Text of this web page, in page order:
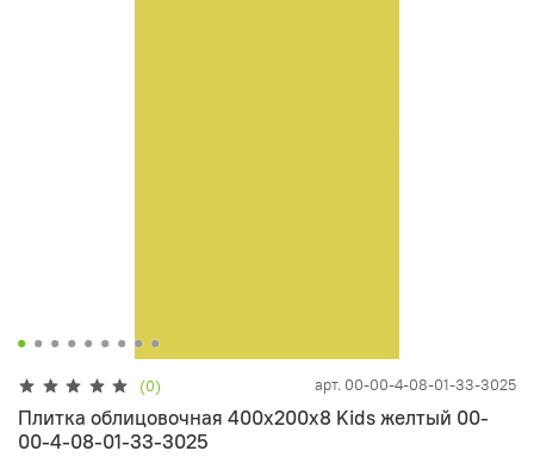
(0) арт. 00-00-4-08-01-33-3025
Плитка облицовочная 400х200х8 Kids желтый 00-
00-4-08-01-33-3025